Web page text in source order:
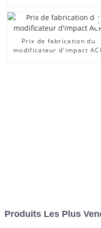
Prix ​​de fabrication du
modificateur d'impact
Produits Les Plus